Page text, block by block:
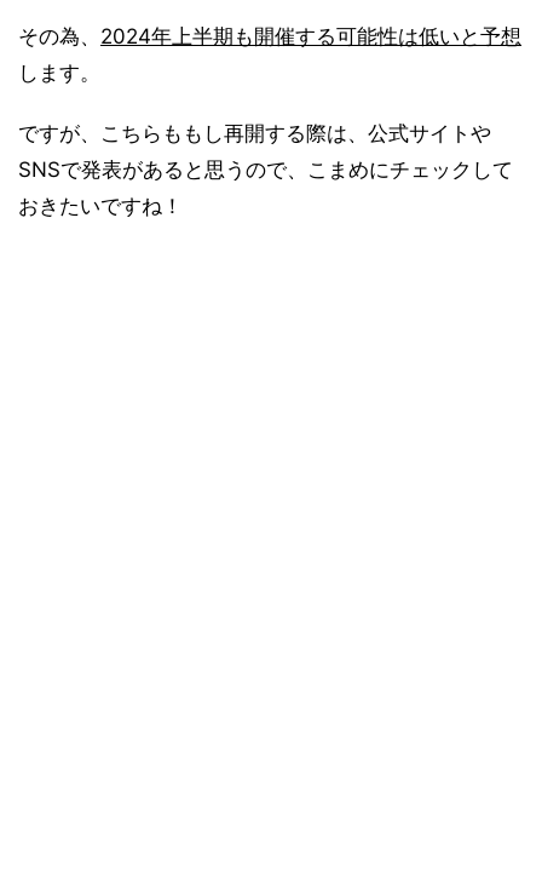
その為、 2024年上半期も開催する可能性は低いと予想
します。
ですが、こちらももし再開する際は、公式サイトや
SNSで発表があると思うので、こまめにチェックして
おきたいですね！